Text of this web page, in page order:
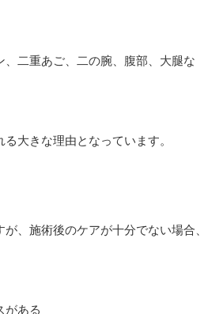
、二重あご、二の腕、腹部、大腿な
大きな理由となっています。
、施術後のケアが十分でない場合、
がある